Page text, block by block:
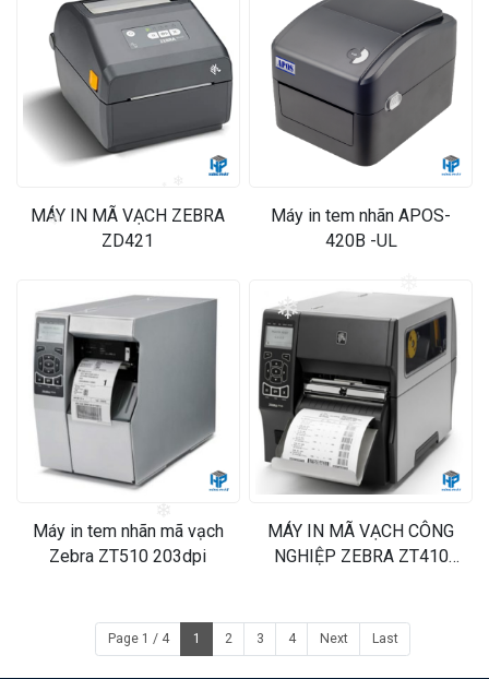
MÁY IN MÃ VẠCH ZEBRA
ZD421
Máy in tem nhãn APOS-
420B -UL
Máy in tem nhãn mã vạch
Zebra ZT510 203dpi
MÁY IN MÃ VẠCH CÔNG
NGHIỆP ZEBRA ZT410
Page 1 / 4 1 2 3 4 Next Last
❄
❄
❄
❄
❄